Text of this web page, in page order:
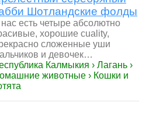
Шотландские фолды
есть четыре абсолютно
хорошие cuality,
сложенные уши
и девочек…
Калмыкия › Лагань ›
животные › Кошки и